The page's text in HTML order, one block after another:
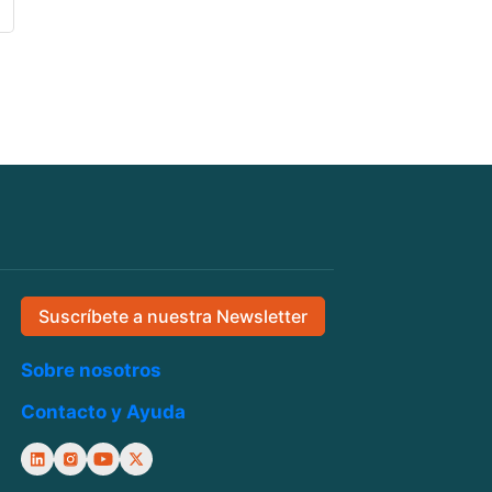
Suscríbete a nuestra Newsletter
Sobre nosotros
Contacto y Ayuda